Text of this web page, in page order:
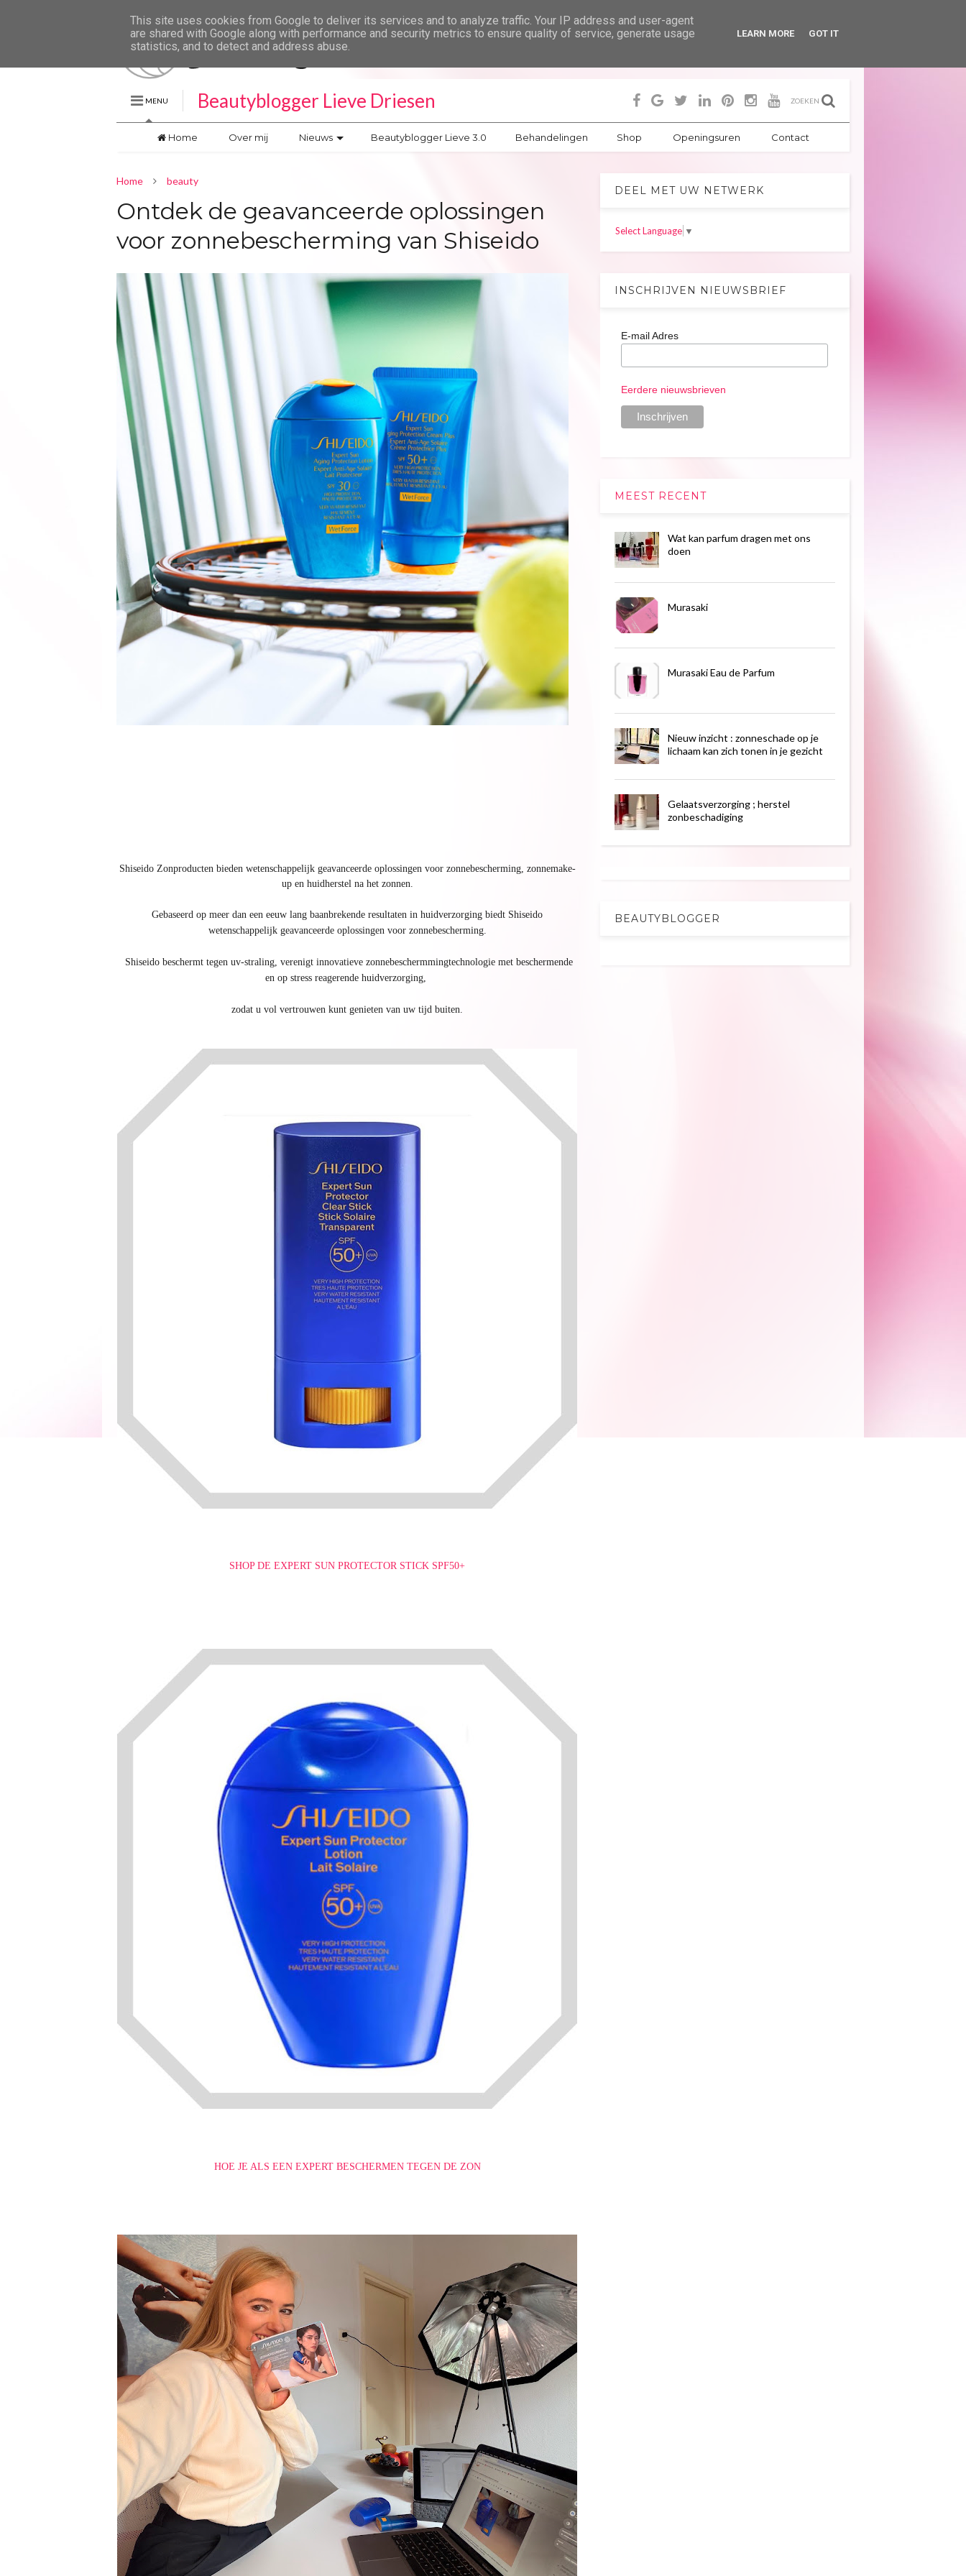
MENU Beautyblogger Lieve Driesen ZOEKEN
Home Over mij Nieuws Beautyblogger Lieve 3.0 Behandelingen Shop Openingsuren Contact
Home beauty
Ontdek de geavanceerde oplossingen
voor zonnebescherming van Shiseido
Shiseido Zonproducten bieden wetenschappelijk geavanceerde oplossingen voor zonnebescherming, zonnemake-
up en huidherstel na het zonnen.
Gebaseerd op meer dan een eeuw lang baanbrekende resultaten in huidverzorging biedt Shiseido
wetenschappelijk geavanceerde oplossingen voor zonnebescherming.
Shiseido beschermt tegen uv-straling, verenigt innovatieve zonnebeschermmingtechnologie met beschermende
en op stress reagerende huidverzorging,
zodat u vol vertrouwen kunt genieten van uw tijd buiten.
SHOP DE EXPERT SUN PROTECTOR STICK SPF50+
HOE JE ALS EEN EXPERT BESCHERMEN TEGEN DE ZON
DEEL MET UW NETWERK
Select Language ▼
INSCHRIJVEN NIEUWSBRIEF
E-mail Adres
Eerdere nieuwsbrieven
MEEST RECENT
Wat kan parfum dragen met ons
doen
Murasaki
Murasaki Eau de Parfum
Nieuw inzicht : zonneschade op je
lichaam kan zich tonen in je gezicht
Gelaatsverzorging ; herstel
zonbeschadiging
BEAUTYBLOGGER
This site uses cookies from Google to deliver its services and to analyze traffic. Your IP address and user-agent
are shared with Google along with performance and security metrics to ensure quality of service, generate usage
statistics, and to detect and address abuse.
LEARN MORE GOT IT